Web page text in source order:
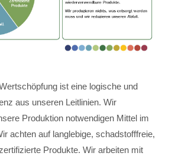
ist eine logische und
aus unseren Leitlinien. Wir
Produktion notwendigen Mittel im
achten auf langlebige, schadstofffreie,
Produkte. Wir arbeiten mit